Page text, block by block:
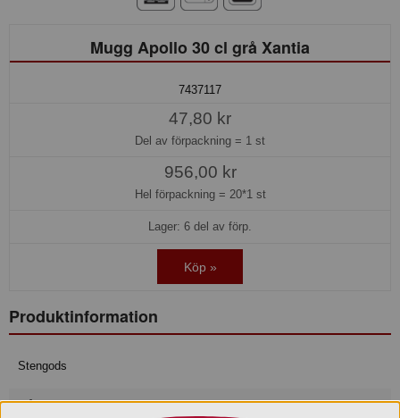
Mugg Apollo 30 cl grå Xantia
7437117
47,80 kr
Del av förpackning = 1 st
956,00 kr
Hel förpackning = 20*1 st
Lager: 6 del av förp.
Köp »
Produktinformation
Stengods
Mått/storlek: H 11,5 cm 30 cl